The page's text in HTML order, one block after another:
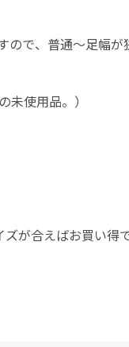
ので、普通〜足幅
未使用品。）
が合えばお買い得で